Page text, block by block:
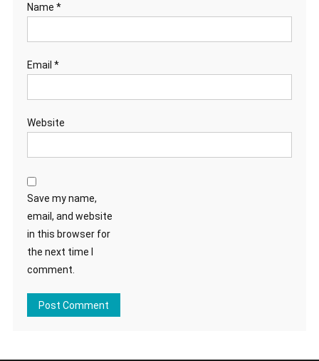
Name *
Email *
Website
Save my name,
email, and website
in this browser for
the next time I
comment.